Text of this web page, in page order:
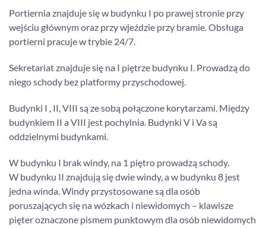
Portiernia znajduje się w budynku I po prawej stronie przy
wejściu głównym oraz przy wjeździe przy bramie. Obsługa
portierni pracuje w trybie 24/7.
Sekretariat znajduje się na I piętrze budynku I. Prowadzą do
niego schody bez platformy przyschodowej.
Budynki I , II, VIII są ze sobą połączone korytarzami. Między
budynkiem II a VIII jest pochylnia. Budynki V i Va są
oddzielnymi budynkami.
W budynku I brak windy, na 1 piętro prowadzą schody.
W budynku II znajdują się dwie windy, a w budynku 8 jest
jedna winda. Windy przystosowane są dla osób
poruszających się na wózkach i niewidomych – klawisze
pięter oznaczone pismem punktowym dla osób niewidomych